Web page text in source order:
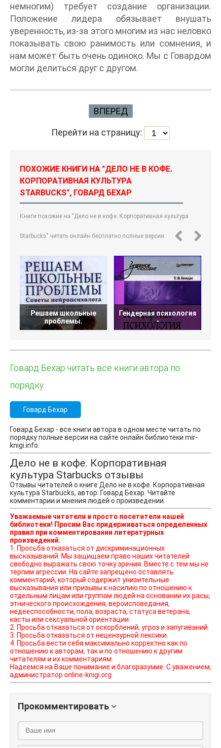
немногим) требует создание организации.
Положение лидера обязывает внушать
уверенность, из-за этого многим из нас неловко
показывать свою ранимость или сомнения, и
нам может быть очень одиноко. Мы с Говардом
могли делиться друг с другом.
ВПЕРЕД
Перейти на страницу:
ПОХОЖИЕ КНИГИ НА "ДЕЛО НЕ В КОФЕ.
КОРПОРАТИВНАЯ КУЛЬТУРА
STARBUCKS", ГОВАРД БЕХАР
Книги похожие на "Дело не в кофе. Корпоративная культура
Starbucks" читать онлайн бесплатно полные версии.
Решаем школьные
проблемы.
Гендерная психология
-
Говард Бехар читать все книги автора по
порядку
Говард Бехар
Говард Бехар - все книги автора в одном месте читать по
порядку полные версии на сайте онлайн библиотеки mir-
knigi.info.
Дело не в кофе. Корпоративная
культура Starbucks отзывы
Отзывы читателей о книге Дело не в кофе. Корпоративная
культура Starbucks, автор: Говард Бехар. Читайте
комментарии и мнения людей о произведении.
Уважаемые читатели и просто посетители нашей
библиотеки! Просим Вас придерживаться определенных
правил при комментировании литературных
произведений.
1. Просьба отказаться от дискриминационных
высказываний. Мы защищаем право наших читателей
свободно выражать свою точку зрения. Вместе с тем мы не
терпим агрессии. На сайте запрещено оставлять
комментарий, который содержит унизительные
высказывания или призывы к насилию по отношению к
отдельным лицам или группам людей на основании их расы,
этнического происхождения, вероисповедания,
недееспособности, пола, возраста, статуса ветерана,
касты или сексуальной ориентации.
2. Просьба отказаться от оскорблений, угроз и запугиваний.
3. Просьба отказаться от нецензурной лексики.
4. Просьба вести себя максимально корректно как по
отношению к авторам, так и по отношению к другим
читателям и их комментариям.
Надеемся на Ваше понимание и благоразумие. С уважением,
администратор online-knigi.org
Прокомментировать